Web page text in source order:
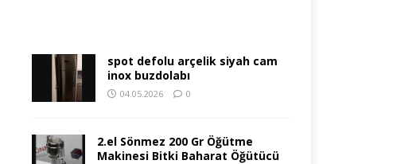
spot defolu arçelik siyah cam
inox buzdolabı
04.05.2026 0
2.el Sönmez 200 Gr Öğütme
Makinesi Bitki Baharat Öğütücü